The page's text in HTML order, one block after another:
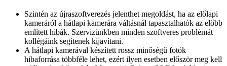
Szintén az újraszoftverezés jelenthet megoldást, ha az előlapi
kameráról a hátlapi kamerára váltásnál tapasztalhatók az előbb
említett hibák. Szervizünkben minden szoftveres problémát
kollégáink segítenek kijavítani.
A hátlapi kamerával készített rossz minőségű fotók
hibaforrása többféle lehet, ezért ilyen esetben először meg kell